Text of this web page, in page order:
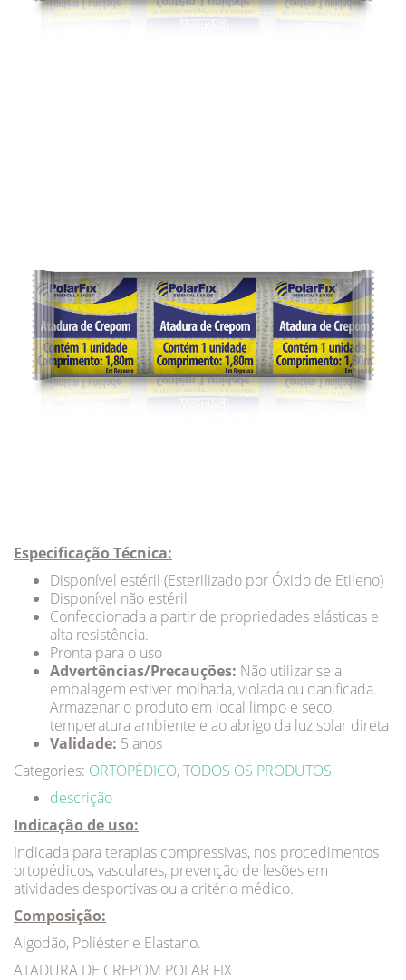
Especificação Técnica:
Disponível estéril (Esterilizado por Óxido de Etileno)
Disponível não estéril
Confeccionada a partir de propriedades elásticas e
alta resistência.
Pronta para o uso
Advertências/Precauções: Não utilizar se a
embalagem estiver molhada, violada ou danificada.
Armazenar o produto em local limpo e seco,
temperatura ambiente e ao abrigo da luz solar direta
Validade: 5 anos
Categories: ORTOPÉDICO,TODOS OS PRODUTOS
descrição
Indicação de uso:
Indicada para terapias compressivas, nos procedimentos
ortopédicos, vasculares, prevenção de lesões em
atividades desportivas ou a critério médico.
Composição:
Algodão, Poliéster e Elastano.
ATADURA DE CREPOM POLAR FIX